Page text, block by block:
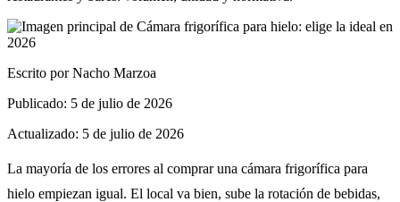
Escrito porNacho Marzoa
Publicado: 5 de julio de 2026
Actualizado: 5 de julio de 2026
La mayoría de los errores al comprar una cámara frigorífica para
hielo empiezan igual. El local va bien, sube la rotación de bebidas,